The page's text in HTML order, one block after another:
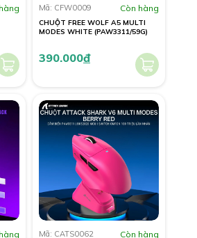
Mã: CFW0009 Còn hàng
CHUỘT FREE WOLF A5 MULTI
MODES WHITE (PAW3311/59G)
390.000đ
Mã: CATS0062 Còn hàng